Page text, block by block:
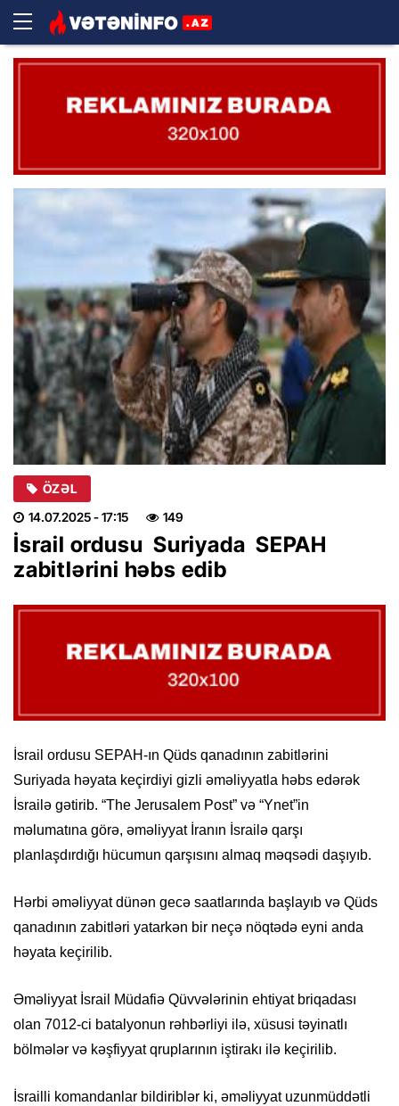
ÖZƏL
14.07.2025- 17:15 149
İsrail ordusu Suriyada SEPAH
zabitlərini həbs edib
İsrail ordusu SEPAH-ın Qüds qanadının zabitlərini
Suriyada həyata keçirdiyi gizli əməliyyatla həbs edərək
İsrailə gətirib. “The Jerusalem Post” və “Ynet”in
məlumatına görə, əməliyyat İranın İsrailə qarşı
planlaşdırdığı hücumun qarşısını almaq məqsədi daşıyıb.
Hərbi əməliyyat dünən gecə saatlarında başlayıb və Qüds
qanadının zabitləri yatarkən bir neçə nöqtədə eyni anda
həyata keçirilib.
Əməliyyat İsrail Müdafiə Qüvvələrinin ehtiyat briqadası
olan 7012-ci batalyonun rəhbərliyi ilə, xüsusi təyinatlı
bölmələr və kəşfiyyat qruplarının iştirakı ilə keçirilib.
İsrailli komandanlar bildiriblər ki, əməliyyat uzunmüddətli